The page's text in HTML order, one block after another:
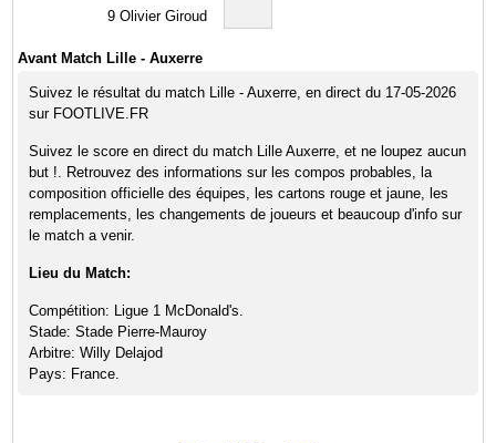
9 Olivier Giroud
Avant Match Lille - Auxerre
Suivez le résultat du match Lille - Auxerre, en direct du 17-05-2026
sur FOOTLIVE.FR
Suivez le score en direct du match Lille Auxerre, et ne loupez aucun
but !. Retrouvez des informations sur les compos probables, la
composition officielle des équipes, les cartons rouge et jaune, les
remplacements, les changements de joueurs et beaucoup d'info sur
le match a venir.
Lieu du Match:
Compétition: Ligue 1 McDonald's.
Stade: Stade Pierre-Mauroy
Arbitre: Willy Delajod
Pays: France.